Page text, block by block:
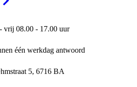
vrij 08.00 - 17.00 uur
één werkdag antwoord
5, 6716 BA